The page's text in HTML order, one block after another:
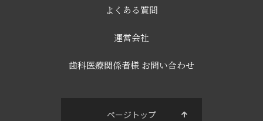
よくある質問
運営会社
歯科医療関係者様 お問い合わせ